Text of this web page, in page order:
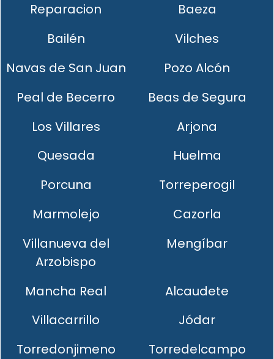
Reparacion
Baeza
Bailén
Vilches
Navas de San Juan
Pozo Alcón
Peal de Becerro
Beas de Segura
Los Villares
Arjona
Quesada
Huelma
Porcuna
Torreperogil
Marmolejo
Cazorla
Villanueva del
Arzobispo
Mengíbar
Mancha Real
Alcaudete
Villacarrillo
Jódar
Torredonjimeno
Torredelcampo